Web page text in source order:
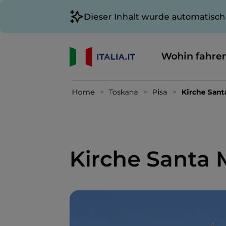
Dieser Inhalt wurde
Wohin
Home Toskana Pisa Kirche
Kirche Santa